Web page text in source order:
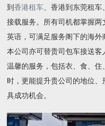
到 香港租车、香港到东莞租
接载服务。所有司机都掌握两
英语，可满足服务阁下的海外
本公司亦可替贵司包车接送
温馨的服务，包括衣、食、住
时，更能提升贵公司的地位
具成功机会。